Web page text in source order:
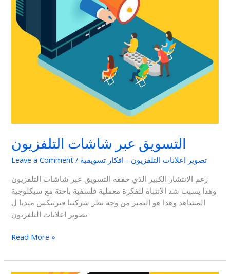
التسويق عبر شاشات التلفزيون
Leave a Comment / تصوير اعلانات التلفزيون - افكار تسويقية
رغم الانتشار الكبير الذي حققه التسويق عبر شاشات التلفزيون
وهذا يسبب شد الانتباه للفكرة معملية فلسفية باحتة مع سيكلوجية
المشاهد وهذا هو التميز من وجه نظر شركتنا فيرتيكس ميديا ل
تصوير اعلانات التلفزيون
Read More »